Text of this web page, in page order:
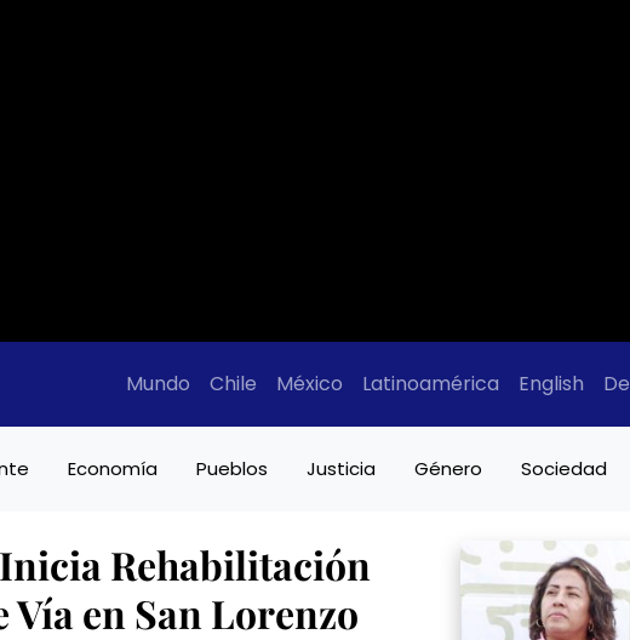
Mundo Chile México Latinoamérica English
Economía Pueblos Justicia Género Sociedad
Rehabilitación
en San Lorenzo